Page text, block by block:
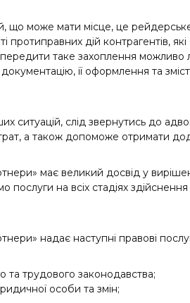
може мати місце, це рейдерське
протиправних дій
таке захоплення
її оформлення та
ситуацій, слід звернутись до
а також допоможе отримати
має великий досвід у
на всіх стадіях здійснення
надає наступні правові
та трудового законодавства;
особи та змін;